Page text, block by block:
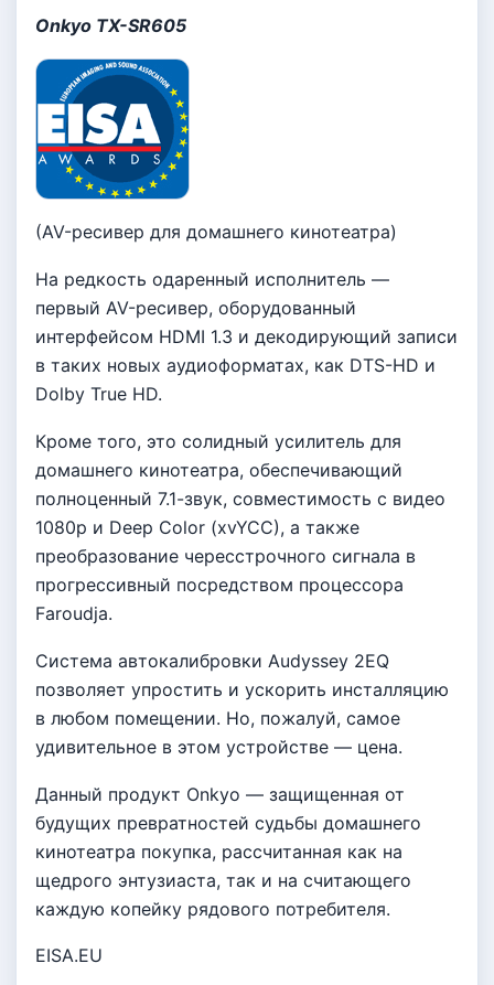
Onkyo TX-SR605
(AV-ресивер для домашнего кинотеатра)
На редкость одаренный исполнитель —
первый AV-ресивер, оборудованный
интерфейсом HDMI 1.3 и декодирующий записи
в таких новых аудиоформатах, как DTS-HD и
Dolby True HD.
Кроме того, это солидный усилитель для
домашнего кинотеатра, обеспечивающий
полноценный 7.1-звук, совместимость с видео
1080р и Deep Color (xvYCC), а также
преобразование чересстрочного сигнала в
прогрессивный посредством процессора
Faroudja.
Система автокалибровки Audyssey 2EQ
позволяет упростить и ускорить инсталляцию
в любом помещении. Но, пожалуй, самое
удивительное в этом устройстве — цена.
Данный продукт Onkyo — защищенная от
будущих превратностей судьбы домашнего
кинотеатра покупка, рассчитанная как на
щедрого энтузиаста, так и на считающего
каждую копейку рядового потребителя.
EISA.EU